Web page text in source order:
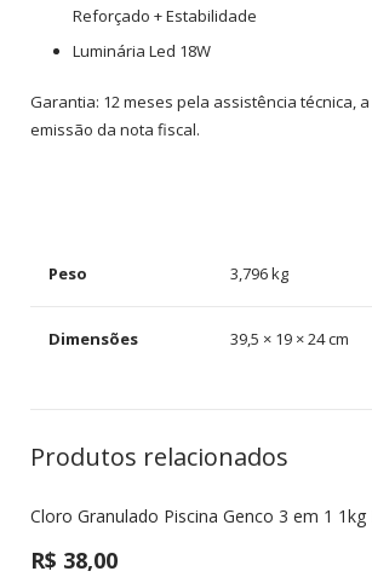
Reforçado + Estabilidade
Luminária Led 18W
Garantia: 12 meses pela assistência técnica,
emissão da nota fiscal.
Peso 3,796 kg
Dimensões 39,5 × 19 × 24 cm
Produtos relacionados
Cloro Granulado Piscina Genco 3 em 1
R$ 38,00